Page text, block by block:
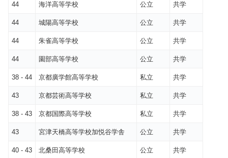
44 海洋高等学校 公立 共学
44 城陽高等学校 公立 共学
44 朱雀高等学校 公立 共学
44 園部高等学校 公立 共学
38 - 44 京都廣学館高等学校 私立 共学
43 京都芸術高等学校 私立 共学
38 - 43 京都国際高等学校 私立 共学
43 宮津天橋高等学校加悦谷学舎 公立 共学
40 - 43 北桑田高等学校 公立 共学